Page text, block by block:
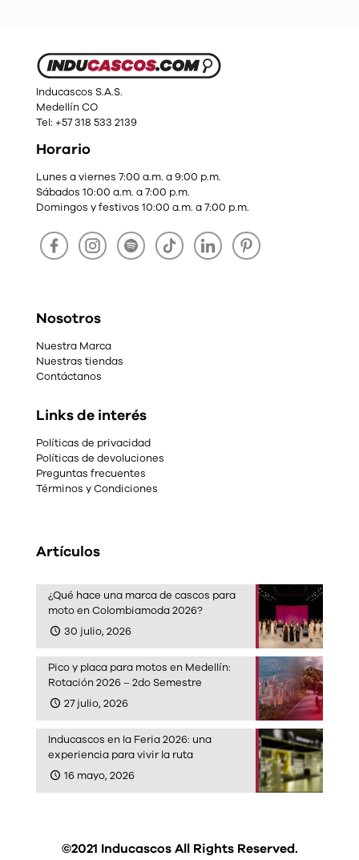
Inducascos S.A.S.
Medellín CO
Tel: +57 318 533 2139
Horario
Lunes a viernes 7:00 a.m. a 9:00 p.m.
Sábados 10:00 a.m. a 7:00 p.m.
Domingos y festivos 10:00 a.m. a 7:00 p.m.
Nosotros
Nuestra Marca
Nuestras tiendas
Contáctanos
Links de interés
Políticas de privacidad
Políticas de devoluciones
Preguntas frecuentes
Términos y Condiciones
Artículos
¿Qué hace una marca de cascos para
moto en Colombiamoda 2026?
30 julio, 2026
Pico y placa para motos en Medellín:
Rotación 2026 – 2do Semestre
27 julio, 2026
Inducascos en la Feria 2026: una
experiencia para vivir la ruta
16 mayo, 2026
©2021 Inducascos All Rights Reserved.